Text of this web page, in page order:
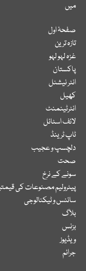
میں
صفحۂ اول
تازہ ترین
غزہ لہو لہو
پاکستان
انٹر نیشنل
کھیل
انٹرٹینمنٹ
لائف اسٹائل
ٹاپ ٹرینڈ
دلچسپ و عجیب
صحت
سونے کے نرخ
پیٹرولیم مصنوعات کی
سائنس و ٹیکنالوجی
بلاگ
بزنس
ویڈیوز
جرائم